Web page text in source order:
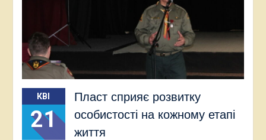
КВІ
21
Пласт сприяє розвитку
особистості на кожному етапі
життя